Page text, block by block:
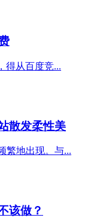
得从百度竞...
散发柔性美
繁地出现。与...
该做？